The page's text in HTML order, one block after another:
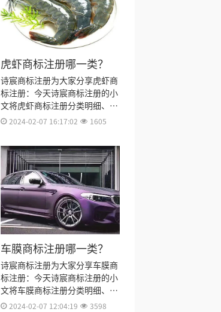
虎虾商标注册哪一类？
诗宸商标注册为大家分享虎虾商
标注册：今天诗宸商标注册的小
文将虎虾商标注册分类明细、商
标注册流程及费用、商标注册多
2024-02-07 16:17:02 1605
车膜商标注册哪一类？
诗宸商标注册为大家分享车膜商
标注册：今天诗宸商标注册的小
文将车膜商标注册分类明细、商
标注册流程及费用、商标注册多
2024-02-07 12:04:19 3598